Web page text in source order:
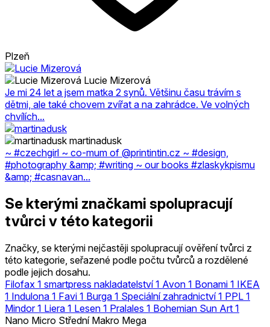
Plzeň
Lucie Mizerová
Je mi 24 let a jsem matka 2 synů. Většinu času trávím s
dětmi, ale také chovem zvířat a na zahrádce. Ve volných
chvílích...
martinadusk
~ #czechgirl ~ co-mum of @printintin.cz ~ #design,
#photography &amp; #writing ~ our books #zlaskykpismu
&amp; #casnavan...
Se kterými značkami spolupracují
tvůrci v této kategorii
Značky, se kterými nejčastěji spolupracují ověření tvůrci z
této kategorie, seřazené podle počtu tvůrců a rozdělené
podle jejich dosahu.
Filofax 1 smartpress nakladatelství 1 Avon 1 Bonami 1 IKEA
1 Indulona 1 Favi 1 Burga 1 Speciální zahradnictví 1 PPL 1
Mindor 1 Liera 1 Lesen 1 Pralales 1 Bohemian Sun Art 1
Nano Micro Střední Makro Mega